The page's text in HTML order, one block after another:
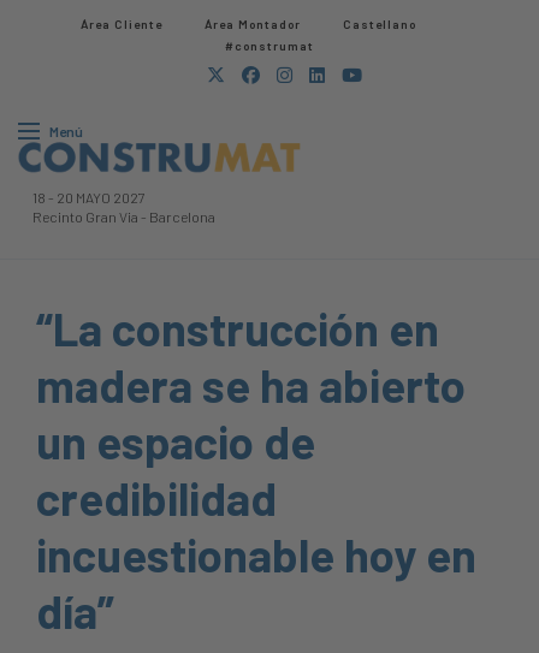
Área Cliente Área Montador
Castellano
#construmat
Menú
18 - 20 MAYO 2027
Recinto Gran Via - Barcelona
“La construcción en
madera se ha abierto
un espacio de
credibilidad
incuestionable hoy en
día”